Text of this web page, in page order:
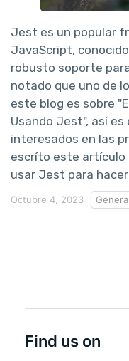
Jest es un popular
JavaScript,
robusto soporte
notado que uno de
este blog es sobre
Usando Jest", así
interesados en las
escríto este artículo
usar Jest para
Octubre 4, 2023 General
Find us on